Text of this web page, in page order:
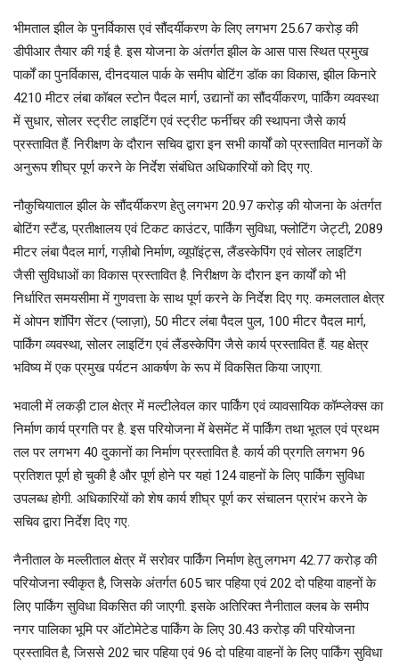
भीमताल झील के पुनर्विकास एवं सौंदर्यीकरण के लिए लगभग 25.67 करोड़ की
डीपीआर तैयार की गई है. इस योजना के अंतर्गत झील के आस पास स्थित प्रमुख
पार्कों का पुनर्विकास, दीनदयाल पार्क के समीप बोटिंग डॉक का विकास, झील किनारे
4210 मीटर लंबा कॉबल स्टोन पैदल मार्ग, उद्यानों का सौंदर्यीकरण, पार्किंग व्यवस्था
में सुधार, सोलर स्ट्रीट लाइटिंग एवं स्ट्रीट फर्नीचर की स्थापना जैसे कार्य
प्रस्तावित हैं. निरीक्षण के दौरान सचिव द्वारा इन सभी कार्यों को प्रस्तावित मानकों के
अनुरूप शीघ्र पूर्ण करने के निर्देश संबंधित अधिकारियों को दिए गए.
नौकुचियाताल झील के सौंदर्यीकरण हेतु लगभग 20.97 करोड़ की योजना के अंतर्गत
बोटिंग स्टैंड, प्रतीक्षालय एवं टिकट काउंटर, पार्किंग सुविधा, फ्लोटिंग जेट्टी, 2089
मीटर लंबा पैदल मार्ग, गज़ीबो निर्माण, व्यूपॉइंट्स, लैंडस्केपिंग एवं सोलर लाइटिंग
जैसी सुविधाओं का विकास प्रस्तावित है. निरीक्षण के दौरान इन कार्यों को भी
निर्धारित समयसीमा में गुणवत्ता के साथ पूर्ण करने के निर्देश दिए गए. कमलताल क्षेत्र
में ओपन शॉपिंग सेंटर (प्लाज़ा), 50 मीटर लंबा पैदल पुल, 100 मीटर पैदल मार्ग,
पार्किंग व्यवस्था, सोलर लाइटिंग एवं लैंडस्केपिंग जैसे कार्य प्रस्तावित हैं. यह क्षेत्र
भविष्य में एक प्रमुख पर्यटन आकर्षण के रूप में विकसित किया जाएगा.
भवाली में लकड़ी टाल क्षेत्र में मल्टीलेवल कार पार्किंग एवं व्यावसायिक कॉम्प्लेक्स का
निर्माण कार्य प्रगति पर है. इस परियोजना में बेसमेंट में पार्किंग तथा भूतल एवं प्रथम
तल पर लगभग 40 दुकानों का निर्माण प्रस्तावित है. कार्य की प्रगति लगभग 96
प्रतिशत पूर्ण हो चुकी है और पूर्ण होने पर यहां 124 वाहनों के लिए पार्किंग सुविधा
उपलब्ध होगी. अधिकारियों को शेष कार्य शीघ्र पूर्ण कर संचालन प्रारंभ करने के
सचिव द्वारा निर्देश दिए गए.
नैनीताल के मल्लीताल क्षेत्र में सरोवर पार्किंग निर्माण हेतु लगभग 42.77 करोड़ की
परियोजना स्वीकृत है, जिसके अंतर्गत 605 चार पहिया एवं 202 दो पहिया वाहनों के
लिए पार्किंग सुविधा विकसित की जाएगी. इसके अतिरिक्त नैनीताल क्लब के समीप
नगर पालिका भूमि पर ऑटोमेटेड पार्किंग के लिए 30.43 करोड़ की परियोजना
प्रस्तावित है, जिससे 202 चार पहिया एवं 96 दो पहिया वाहनों के लिए पार्किंग सुविधा